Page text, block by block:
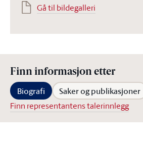
Gå til bildegalleri
Finn informasjon etter
Biografi Saker og publikasjoner
Finn representantens talerinnlegg